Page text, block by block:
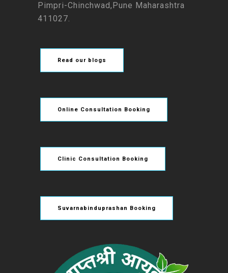
Pimpri-Chinchwad,Pune Maharashtra
411027.
Read our blogs
Online Consultation Booking
Clinic Consultation Booking
Suvarnabinduprashan Booking